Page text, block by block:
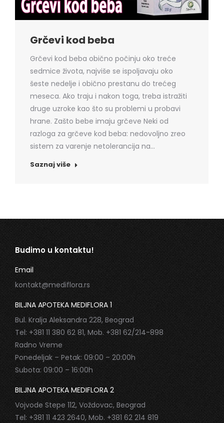
Grčevi kod beba
Grčevi kod beba obično počinju oko treće
sedmice života, najviše se ispoljavaju oko
šeste nedelje i obično prestanu do trećeg
meseca. Ako traju i nakon toga, treba istražiti
druge uzroke kao što su problemi u probavi
hrane. Zašto bebe imaju grčeve Neki od
razloga za grčeve kod beba: nedovoljno zreo
sistem za varenje netolerancija na…
Saznaj više
Budimo u kontaktu!
Email
kontakt@mediflora.rs
BILJNA APOTEKA MEDIFLORA 1
Bul. Kralja Aleksandra 228, Beograd
Tel: +381 11 380 62 81, Mob. +381 62/214-898
Radno Vreme
Ponedeljak – Petak: 09:00 – 20:00h
Subota: 09:00 – 16:00h
BILJNA APOTEKA MEDIFLORA 2
Vojvode Stepe 112, Voždovac, Beograd
Tel: +381 11 423 2640, Mob. +381 62 214 819